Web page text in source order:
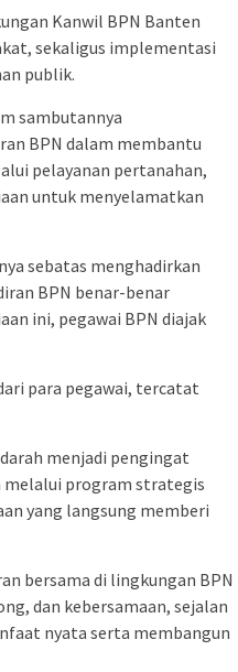
Kanwil BPN Banten
sekaligus implementasi
publik.
sambutannya
BPN dalam membantu
pelayanan pertanahan,
untuk menyelamatkan
sebatas menghadirkan
BPN benar-benar
ini, pegawai BPN diajak
para pegawai, tercatat
menjadi pengingat
melalui program strategis
yang langsung memberi
bersama di lingkungan BPN
dan kebersamaan, sejalan
nyata serta membangun